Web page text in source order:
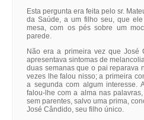
Esta pergunta era feita pelo sr.
da Saúde, a um filho seu, que
mesa, com os pés sobre um
parede.
Não era a primeira vez que José
apresentava sintomas de
duas semanas que o pai reparava
vezes lhe falou nisso; a primeira
a segunda com algum interesse.
falou-lhe com a alma nas
sem parentes, salvo uma prima,
José Cândido, seu filho único.